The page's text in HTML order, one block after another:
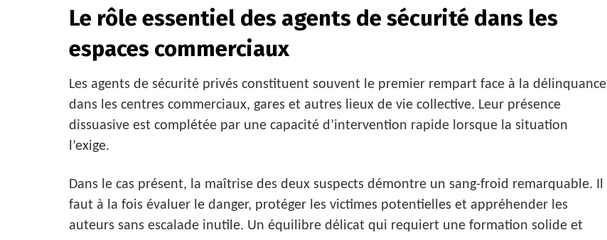
Le rôle essentiel des agents de sécurité dans les
espaces commerciaux
Les agents de sécurité privés constituent souvent le premier rempart face à la délinquance
dans les centres commerciaux, gares et autres lieux de vie collective. Leur présence
dissuasive est complétée par une capacité d’intervention rapide lorsque la situation
l’exige.
Dans le cas présent, la maîtrise des deux suspects démontre un sang-froid remarquable. Il
faut à la fois évaluer le danger, protéger les victimes potentielles et appréhender les
auteurs sans escalade inutile. Un équilibre délicat qui requiert une formation solide et